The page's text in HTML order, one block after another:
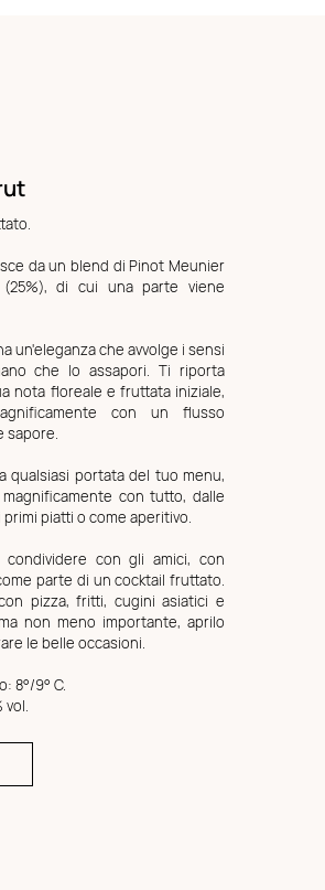
da un blend di Pinot Meunier
di cui una parte viene
un'eleganza che avvolge i sensi
che lo assapori. Ti riporta
nota floreale e fruttata iniziale,
con un flusso
sapore.
qualsiasi portata del tuo menu,
con tutto, dalle
piatti o come aperitivo.
con gli amici, con
parte di un cocktail fruttato.
pizza, fritti, cugini asiatici e
non meno importante, aprilo
le belle occasioni.
8°/9° C.
vol.